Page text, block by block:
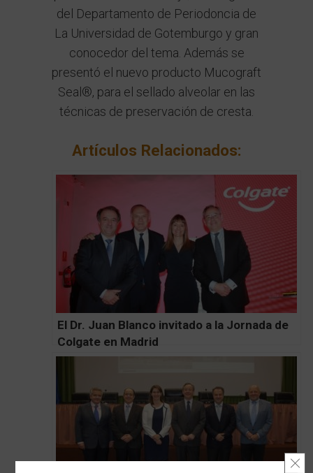
del Departamento de Periodoncia de
La Universidad de Gotemburgo y gran
conocedor del tema. Además se
presentó el nuevo producto Mucograft
Seal®, para el sellado alveolar en las
técnicas de preservación de cresta.
Artículos Relacionados:
El Dr. Juan Blanco invitado a la Jornada de
Colgate en Madrid